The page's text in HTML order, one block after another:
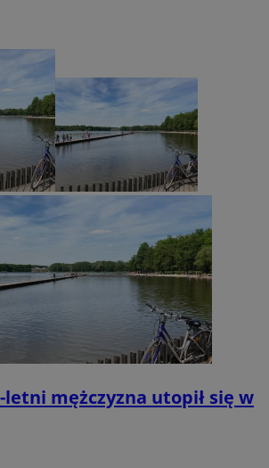
letni mężczyzna utopił się w